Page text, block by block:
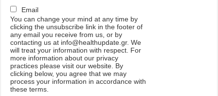
Email
You can change your mind at any time by
clicking the unsubscribe link in the footer of
any email you receive from us, or by
contacting us at info@healthupdate.gr. We
will treat your information with respect. For
more information about our privacy
practices please visit our website. By
clicking below, you agree that we may
process your information in accordance with
these terms.